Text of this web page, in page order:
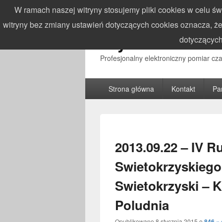
Profesjonalny elektroniczny pomiar
Strona główna Kontakt
2013.09.22 – IV
Swietokrzyski –
Poludnia
W ramach naszej witryny stosujemy pliki cookies w celu
witryny bez zmiany ustawień dotyczących cookies oznacza,